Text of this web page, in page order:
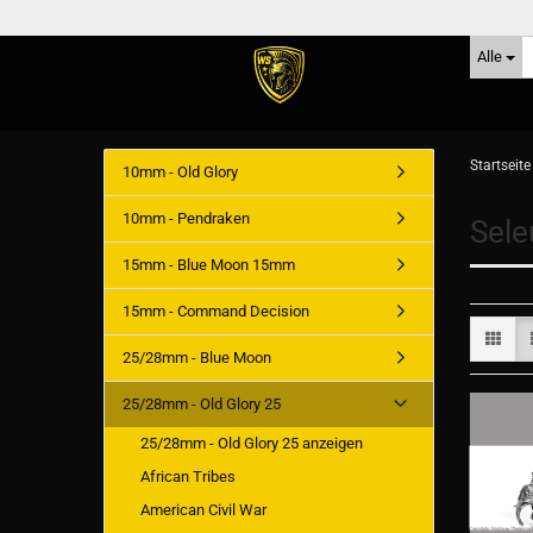
Alle
Startseite
10mm - Old Glory
10mm - Pendraken
15mm - Blue Moon 15mm
15mm - Command Decision
25/28mm - Blue Moon
25/28mm - Old Glory 25
25/28mm - Old Glory 25 anzeigen
African Tribes
American Civil War